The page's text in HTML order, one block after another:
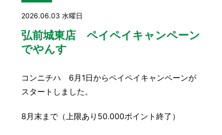
サービスを知る
レンズ交換 豆知識
お知らせ 会社概要
2026.06.03 水曜日
弘前城東店 ペイペイキャンペーン
でやんす
コンニチハ 6月1日からペイペイキャンペーンが
スタートしました。
8月末まで（上限あり50.000ポイント終了）